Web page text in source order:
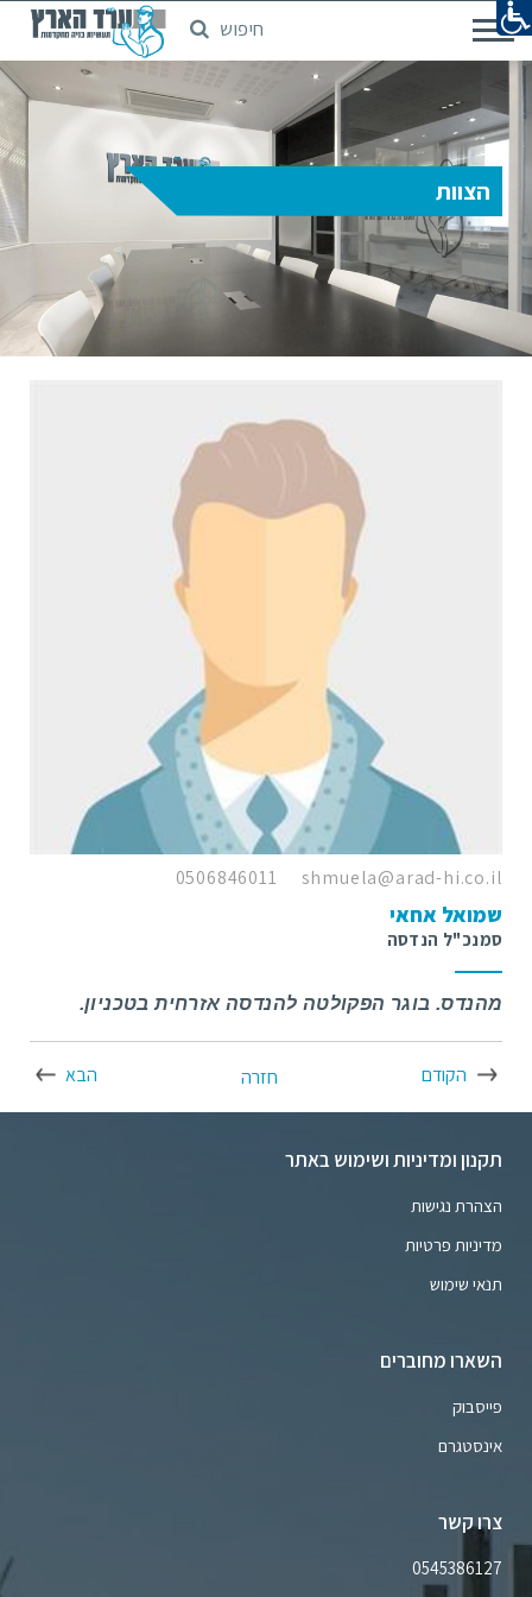
דלג
לתוכן
המרכזי
חיפוש
הצוות
shmuela@arad-hi.co.il
0506846011
שמואל אחאי
סמנכ"ל הנדסה
מהנדס. בוגר הפקולטה להנדסה אזרחית בטכניון.
הקודם חזרה הבא
תקנון ומדיניות ושימוש באתר
הצהרת נגישות
מדיניות פרטיות
תנאי שימוש
השארו מחוברים
פייסבוק
אינסטגרם
צרו קשר
0545386127